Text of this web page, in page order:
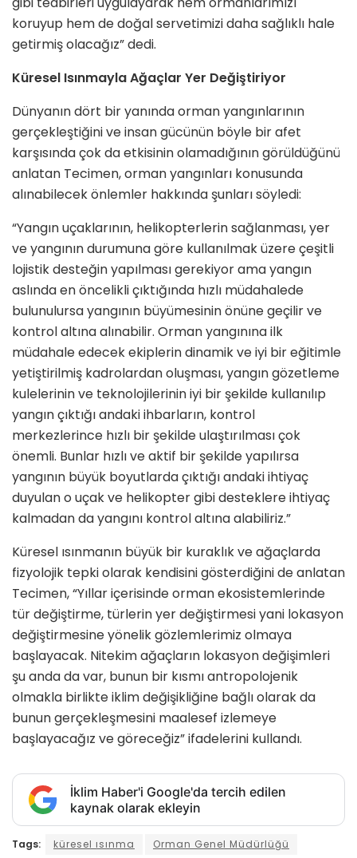
koruyup hem de doğal servetimizi daha sağlıklı hale
getirmiş olacağız” dedi.
Küresel Isınmayla Ağaçlar Yer Değiştiriyor
Dünyanın dört bir yanında orman yangınlarının
gerçekleştiğini ve insan gücünün böyle bir afet
karşısında çok da etkisinin olamadığının görüldüğünü
anlatan Tecimen, orman yangınları konusunda
alınabilecek önlemler hakkında şunları söyledi:
“Yangın uçaklarının, helikopterlerin sağlanması, yer
ve yangının durumuna göre kullanılmak üzere çeşitli
lojistik desteğin yapılması gerekiyor ama yangın
aslında en öncelikli çıktığında hızlı müdahalede
bulunulursa yangının büyümesinin önüne geçilir ve
kontrol altına alınabilir. Orman yangınına ilk
müdahale edecek ekiplerin dinamik ve iyi bir eğitimle
yetiştirilmiş kadrolardan oluşması, yangın gözetleme
kulelerinin ve teknolojilerinin iyi bir şekilde kullanılıp
yangın çıktığı andaki ihbarların, kontrol
merkezlerince hızlı bir şekilde ulaştırılması çok
önemli. Bunlar hızlı ve aktif bir şekilde yapılırsa
yangının büyük boyutlarda çıktığı andaki ihtiyaç
duyulan o uçak ve helikopter gibi desteklere ihtiyaç
kalmadan da yangını kontrol altına alabiliriz.”
Küresel ısınmanın büyük bir kuraklık ve ağaçlarda
fizyolojik tepki olarak kendisini gösterdiğini de anlatan
Tecimen, “Yıllar içerisinde orman ekosistemlerinde
tür değiştirme, türlerin yer değiştirmesi yani lokasyon
değiştirmesine yönelik gözlemlerimiz olmaya
başlayacak. Nitekim ağaçların lokasyon değişimleri
şu anda da var, bunun bir kısmı antropolojenik
olmakla birlikte iklim değişikliğine bağlı olarak da
bunun gerçekleşmesini maalesef izlemeye
başlayacağız ve göreceğiz” ifadelerini kullandı.
İklim Haber'i Google'da tercih edilen
kaynak olarak ekleyin
Tags: küresel ısınma
Orman Genel Müdürlüğü